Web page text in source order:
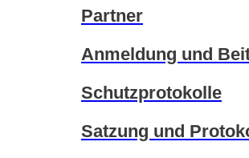
Partner
Anmeldung und
Schutzprotokolle
Satzung und